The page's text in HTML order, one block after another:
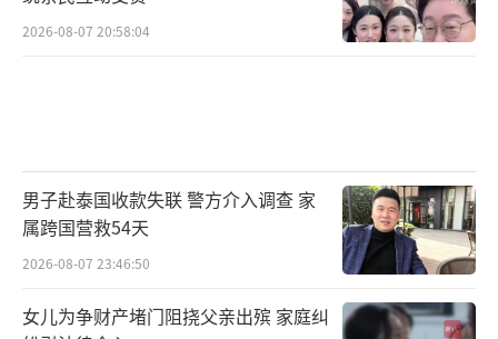
2026-08-07 20:58:04
男子赴泰国收款失联 警方介入调查 家
属跨国营救54天
2026-08-07 23:46:50
女儿为争财产堵门阻挠父亲出殡 家庭纠